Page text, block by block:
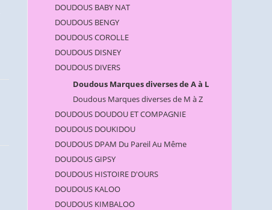
DOUDOUS BABY NAT
DOUDOUS BENGY
DOUDOUS COROLLE
DOUDOUS DISNEY
DOUDOUS DIVERS
Doudous Marques diverses de A à L
Doudous Marques diverses de M à Z
DOUDOUS DOUDOU ET COMPAGNIE
DOUDOUS DOUKIDOU
DOUDOUS DPAM Du Pareil Au Même
DOUDOUS GIPSY
DOUDOUS HISTOIRE D'OURS
DOUDOUS KALOO
DOUDOUS KIMBALOO